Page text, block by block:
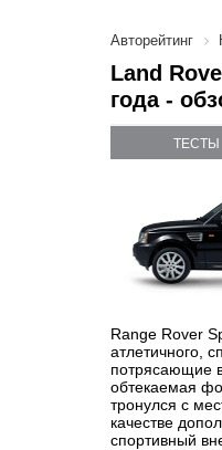
Авторейтинг
Land
года -
ТЕСТЫ
Range Rover
атлетичного,
потрясающие
обтекаемая
тронулся с
качестве
спортивный